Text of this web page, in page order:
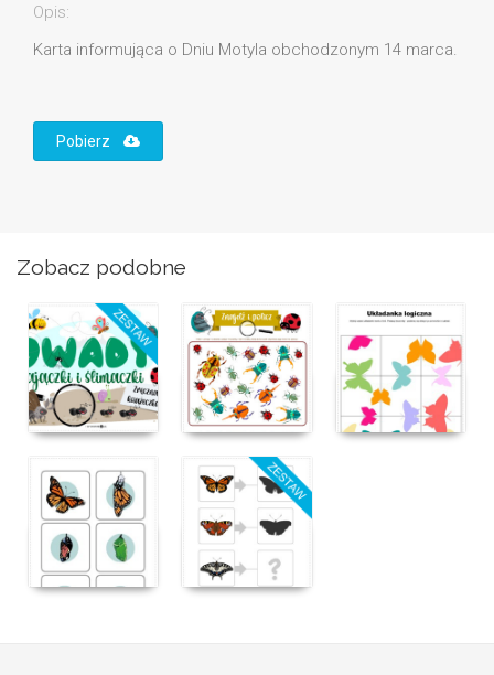
Opis:
Karta informująca o Dniu Motyla obchodzonym 14 marca.
Pobierz
Zobacz podobne